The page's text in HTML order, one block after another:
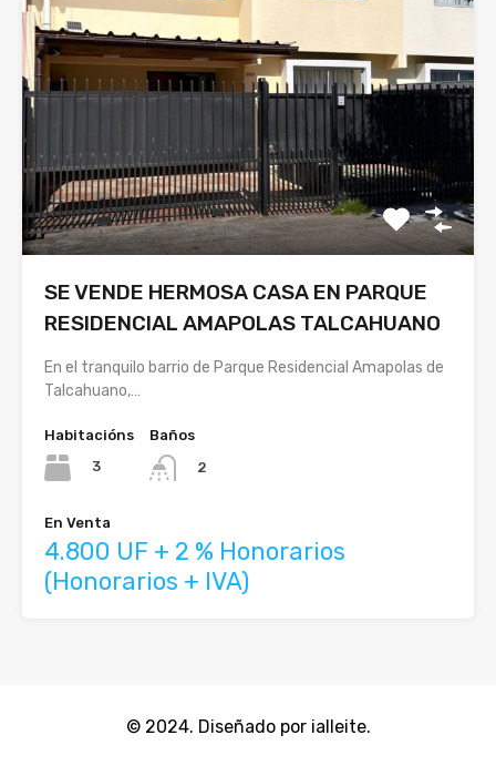
SE VENDE HERMOSA CASA EN PARQUE
RESIDENCIAL AMAPOLAS TALCAHUANO
En el tranquilo barrio de Parque Residencial Amapolas de
Talcahuano,…
Habitacións
3
Baños
2
En Venta
4.800 UF + 2 % Honorarios
(Honorarios + IVA)
© 2024. Diseñado por ialleite.